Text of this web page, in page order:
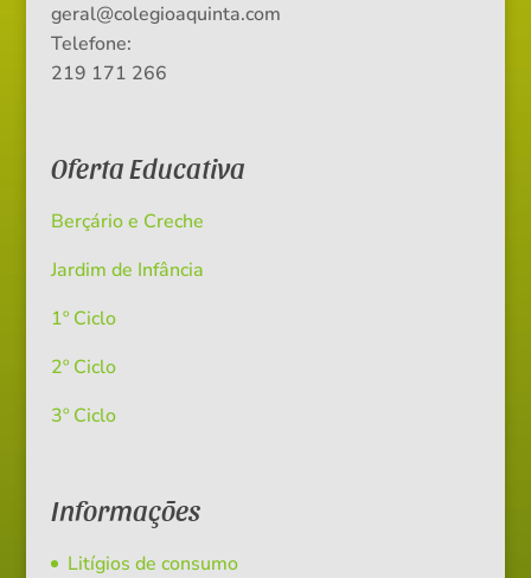
geral@colegioaquinta.com
Telefone:
219 171 266
Oferta Educativa
Berçário e Creche
Jardim de Infância
1º Ciclo
2º Ciclo
3º Ciclo
Informações
Litígios de consumo